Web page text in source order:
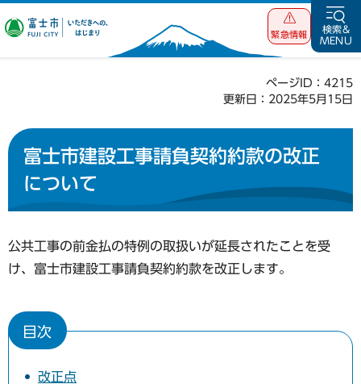
富士市 いただ
緊急情報
検索&
MENU
ページID：4215
更新日：2025年5月15日
富士市建設工事請負契約約款の改正
について
公共工事の前金払の特例の取扱いが延長されたことを受
け、富士市建設工事請負契約約款を改正します。
目次
改正点